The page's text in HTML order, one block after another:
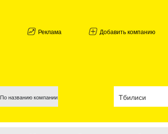
Реклама Добавить компанию
По названию компании
АДЖАРИЯ
ЧАКВИ
ЛАНЧХУТИ